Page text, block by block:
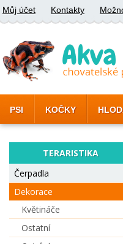
Můj účet Kontakty
PSI KOČKY
TERARISTIKA
Čerpadla
Dekorace
Květináče
Ostatní